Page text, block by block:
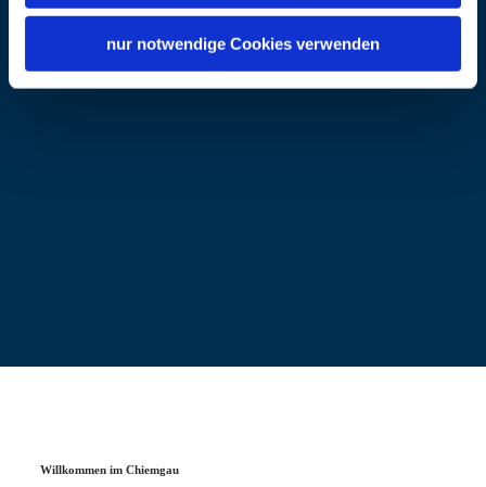
nur notwendige Cookies verwenden
Willkommen im Chiemgau